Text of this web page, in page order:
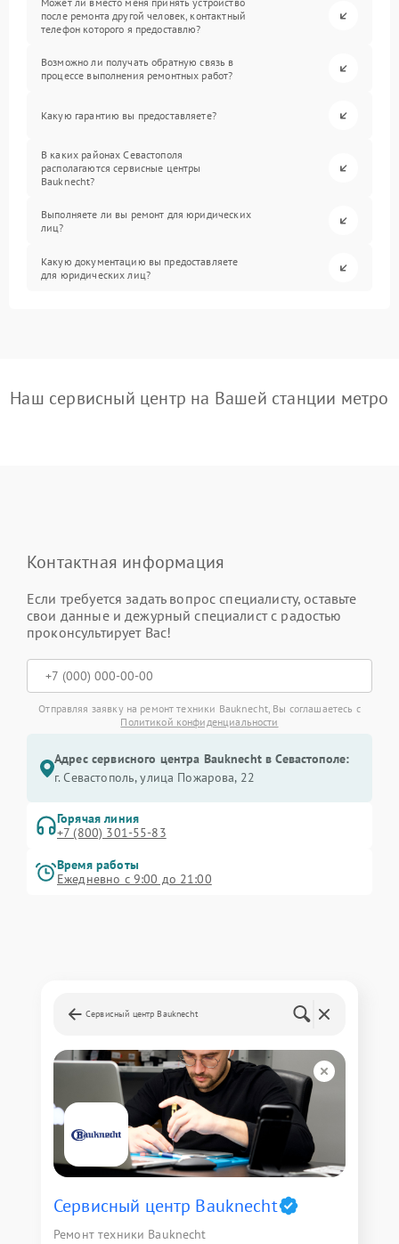
после ремонта другой человек, контактный
телефон которого я предоставлю?
Возможно ли получать обратную связь в
процессе выполнения ремонтных работ?
Какую гарантию вы предоставляете?
В каких районах Севастополя
располагаются сервисные центры
Bauknecht?
Выполняете ли вы ремонт для юридических
лиц?
Какую документацию вы предоставляете
для юридических лиц?
Наш сервисный центр на Вашей станции метро
Контактная информация
Если требуется задать вопрос специалисту, оставьте
свои данные и дежурный специалист с радостью
проконсультирует Вас!
Отправляя заявку на ремонт техники Bauknecht, Вы соглашаетесь с
Политикой конфиденциальности
Адрес сервисного центра Bauknecht в Севастополе:
г. Севастополь, улица Пожарова, 22
Горячая линия
+7 (800) 301-55-83
Время работы
Ежедневно с 9:00 до 21:00
Сервисный центр Bauknecht
Сервисный центр Bauknecht
Ремонт техники Bauknecht